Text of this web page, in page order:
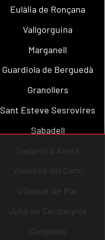
Eulàlia de Ronçana
Vallgorguina
Marganell
Guardiola de Berguedà
Granollers
Sant Esteve Sesrovires
Sabadell
Sadurní d´Anoia
Vilanova del Camí
Vilassar de Mar
Julià de Cerdanyola
Canyelles